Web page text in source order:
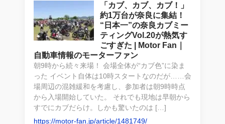
「カブ、カブ、カブ！」
約1万台が奈良に集結！
“日本一”の奈良カブミー
ティングVol.20が熱気す
ごすぎた | Motor Fan｜
自動車情報のモーターファン
朝9時から続々来場！ 会場全体が“カブ色”に染ま
った イベント自体は10時スタートなのだが……会
場周辺の混雑緩和を考慮し、参加者は朝9時時点
から入場開始していた。 それでも現地は早朝から
すでにカブだらけ。しかも驚いたのは […]
https://motor-fan.jp/article/1481749/